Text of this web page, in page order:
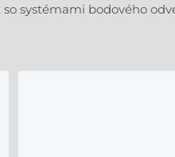
systémami bodového